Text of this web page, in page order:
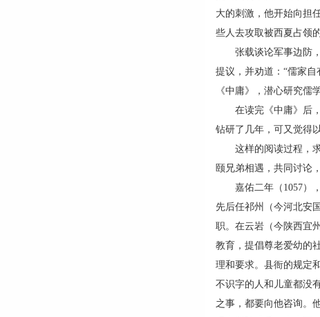
大的刺激，他开始向担
些人去攻取被西夏占领
张载谈论军事边防，
提议，并劝道：“儒家
《中庸》，潜心研究儒学
在读完《中庸》后，
钻研了几年，可又觉得
这样的阅读过程，求
颐兄弟相遇，共同讨论
嘉佑二年（1057），
先后任祁州（今河北安
职。在云岩（今陕西宜
教育，提倡尊老爱幼的
理和要求。县衙的规定
不识字的人和儿童都没
之事，都要向他咨询。